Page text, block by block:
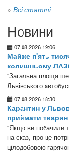
» Всі статті
Новини
07.08.2026 19:06
Майже п'ять
колишньому ЛАЗі
"Загальна площа
Львівського
07.08.2026 18:30
Карантин у
приймати тварин
"Якщо ви побачили
на сказ, про це
цілодобовою